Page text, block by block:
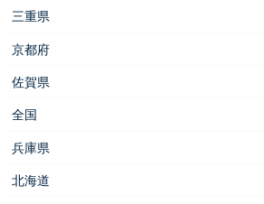
三重県
京都府
佐賀県
全国
兵庫県
北海道